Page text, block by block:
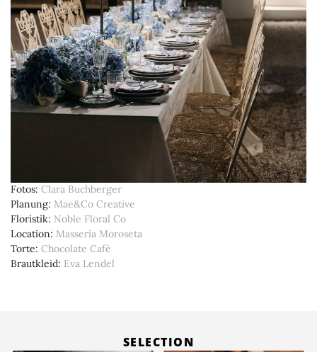
Fotos Clara Buchberger
Planung Mae&Co Creative
Floristik Noble Floral Co
Location Masseria Moroseta
Torte Chocolate Cafè
Brautkleid Eva Lendel
SELECTION